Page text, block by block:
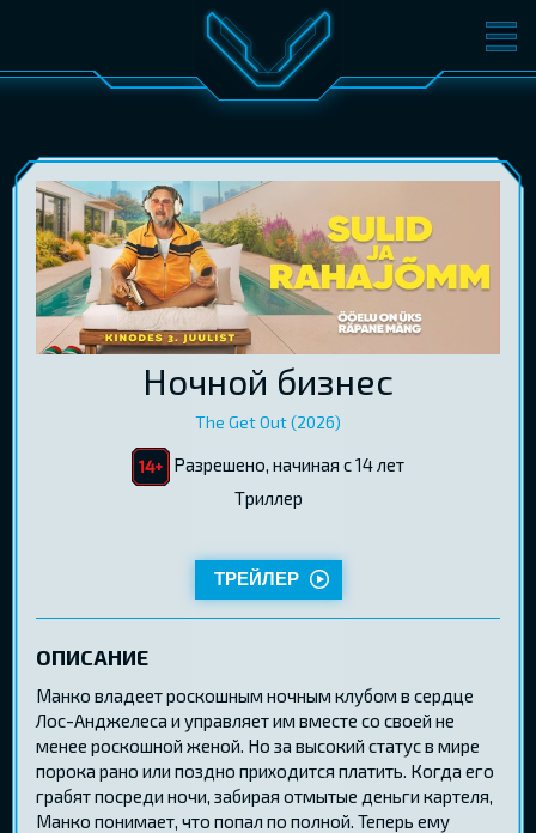
ФИЛЬМЫ БИЛЕТЫ
КОНФЕРЕНЦИИ
ПОДАРОЧНЫЕ КАРТЫ
Ночной бизнес
The Get Out (2026)
Разрешено, начиная с 14 лет
Tриллер
ТРЕЙЛЕР
ОПИСАНИЕ
Манко владеет роскошным ночным клубом в сердце
Лос-Анджелеса и управляет им вместе со своей не
менее роскошной женой. Но за высокий статус в мире
порока рано или поздно приходится платить. Когда его
грабят посреди ночи, забирая отмытые деньги картеля,
Манко понимает, что попал по полной. Теперь ему